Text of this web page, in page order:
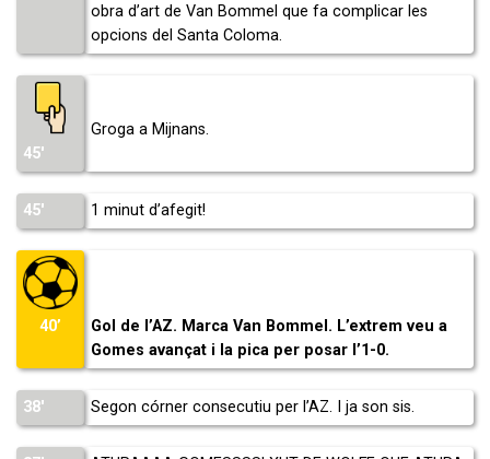
obra d’art de Van Bommel que fa complicar les
opcions del Santa Coloma.
45′
Groga a Mijnans.
45′ 1 minut d’afegit!
40’
Gol de l’AZ. Marca Van Bommel. L’extrem veu a
Gomes avançat i la pica per posar l’1-0.
38′ Segon córner consecutiu per l’AZ. I ja son sis.